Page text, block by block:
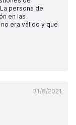
persona de
en las
era válido y que
31/8/2021